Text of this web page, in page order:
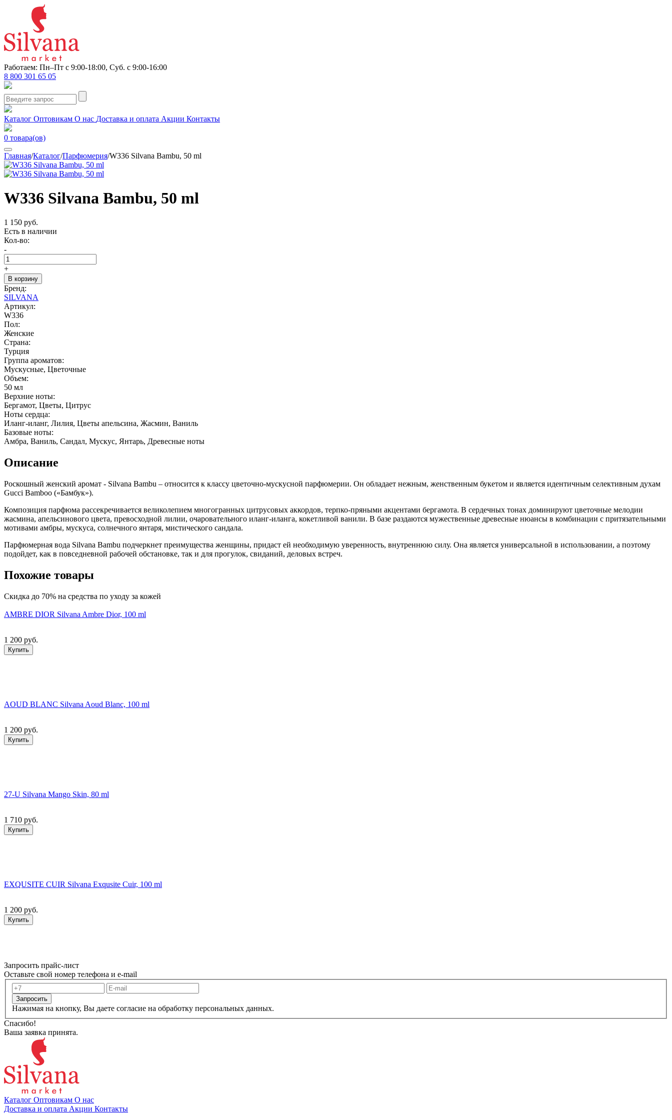
Работаем: Пн–Пт с 9:00-18:00, Суб. с 9:00-16:00
8 800 301 65 05
Каталог Оптовикам О нас Доставка и оплата Акции Контакты
0 товара(ов)
Главная/Каталог/Парфюмерия/W336 Silvana Bambu, 50 ml
W336 Silvana Bambu, 50 ml
1 150 руб.
Есть в наличии
Кол-во:
-
+
В корзину
Бренд:
SILVANA
Артикул:
W336
Пол:
Женские
Страна:
Турция
Группа ароматов:
Мускусные, Цветочные
Объем:
50 мл
Верхние ноты:
Бергамот, Цветы, Цитрус
Ноты сердца:
Иланг-иланг, Лилия, Цветы апельсина, Жасмин, Ваниль
Базовые ноты:
Амбра, Ваниль, Сандал, Мускус, Янтарь, Древесные ноты
Описание
Роскошный женский аромат - Silvana Bambu – относится к классу цветочно-мускусной парфюмерии. Он обладает нежным, женственным букетом и является идентичным селективным духам
Gucci Bamboo («Бамбук»).
Композиция парфюма рассекречивается великолепием многогранных цитрусовых аккордов, терпко-пряными акцентами бергамота. В сердечных тонах доминируют цветочные мелодии
жасмина, апельсинового цвета, превосходной лилии, очаровательного иланг-иланга, кокетливой ванили. В базе раздаются мужественные древесные нюансы в комбинации с притязательными
мотивами амбры, мускуса, солнечного янтаря, мистического сандала.
Парфюмерная вода Silvana Bambu подчеркнет преимущества женщины, придаст ей необходимую уверенность, внутреннюю силу. Она является универсальной в использовании, а поэтому
подойдет, как в повседневной рабочей обстановке, так и для прогулок, свиданий, деловых встреч.
Похожие товары
Скидка до 70% на средства по уходу за кожей
AMBRE DIOR Silvana Ambre Dior, 100 ml
1 200 руб.
Купить
AOUD BLANC Silvana Aoud Blanc, 100 ml
1 200 руб.
Купить
27-U Silvana Mango Skin, 80 ml
1 710 руб.
Купить
EXQUSITE CUIR Silvana Exqusite Cuir, 100 ml
1 200 руб.
Купить
Запросить прайс-лист
Оставьте свой номер телефона и e-mail
Запросить
Нажимая на кнопку, Вы даете согласие на обработку персональных данных.
Спасибо!
Ваша заявка принята.
Каталог Оптовикам О нас
Доставка и оплата Акции Контакты